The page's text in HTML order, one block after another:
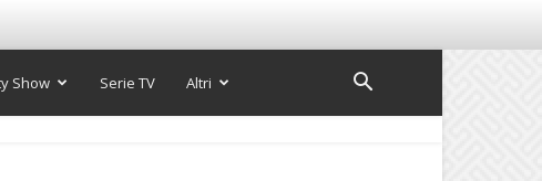
Show Serie TV Altri